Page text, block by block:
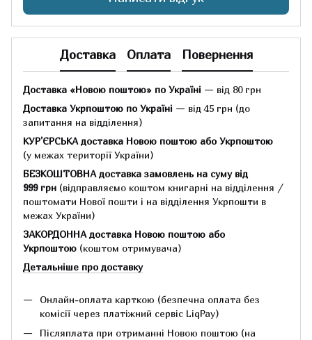
Доставка Оплата Повернення
Доставка «Новою поштою» по Україні — від 80 грн
Доставка Укрпоштою по Україні — від 45 грн (до
запитання на відділення)
КУР'ЄРСЬКА доставка Новою поштою або Укрпоштою
(у межах території України)
БЕЗКОШТОВНА доставка замовлень на суму від
999 грн (відправляємо коштом книгарні на відділення /
поштомати Нової пошти і на відділення Укрпошти в
межах України)
ЗАКОРДОННА доставка Новою поштою або
Укрпоштою (коштом отримувача)
Детальніше про доставку
Онлайн-оплата карткою (безпечна оплата без
комісії через платіжний сервіс LiqPay)
Післяплата при отриманні Новою поштою (на